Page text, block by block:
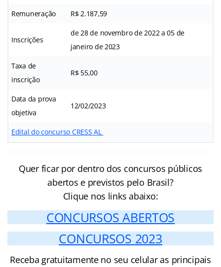
Remuneração R$ 2.187,59
Inscrições
de 28 de novembro de 2022 a 05 de
janeiro de 2023
Taxa de
inscrição
R$ 55,00
Data da prova
objetiva
12/02/2023
Edital do concurso CRESS AL
Quer ficar por dentro dos concursos públicos
abertos e previstos pelo Brasil?
Clique nos links abaixo:
CONCURSOS ABERTOS
CONCURSOS 2023
Receba gratuitamente no seu celular as principais